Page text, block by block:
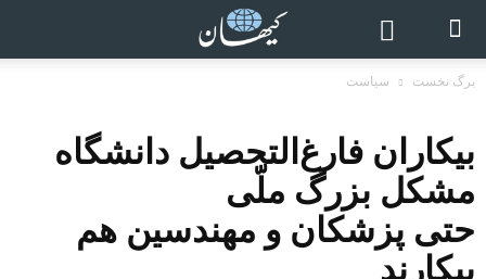
برگ نخست سیاست
بیکاران فارغ‌التحصیل دانشگاه
مشکل بزرگ ملّی
حتی پزشکان و مهندسین هم
بیکارند